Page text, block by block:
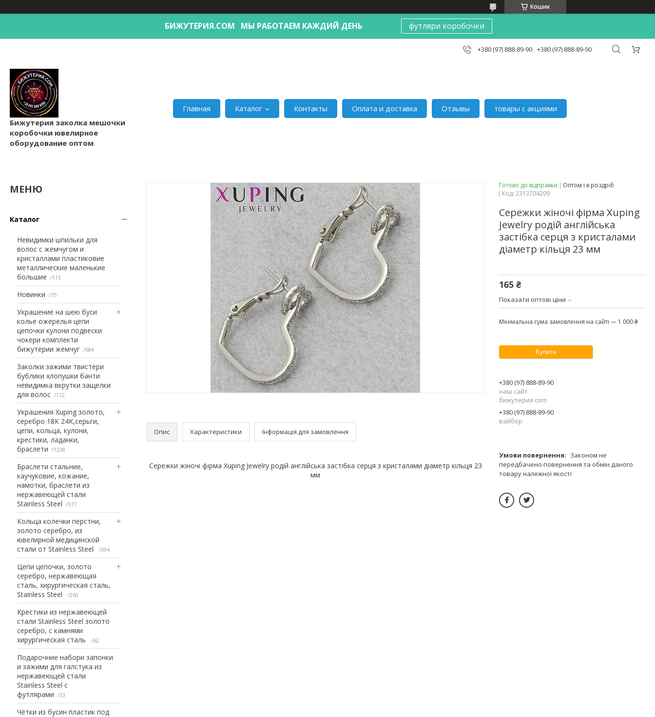
Кошик
БИЖУТЕРИЯ.COM МЫ РАБОТАЕМ КАЖДИЙ ДЕНЬ футляри коробочки
+380 (97) 888-89-90 +380 (97) 888-89-90
Бижутерия заколка мешочки
коробочки ювелирное
оборудование оптом
Главная Каталог Контакты Оплата и доставка Отзывы товары с акциями
Каталог
Невидимки шпильки для
волос с жемчугом и
кристаллами пластиковие
металлические маленькие
большие
113
Новинки 75
Украшение на шею буси
колье ожерелья цепи
цепочки кулони подвески
чокери комплекти
бижутерии жемчуг
684
Заколки зажими твистери
бублики хлопушки банти
невидимка вкрутки защелки
для волос
112
Украшения Xuping золото,
серебро 18К 24К,серьги,
цепи, кольца, кулони,
крестики, ладанки,
браслети
1238
Браслети стальние,
каучуковие, кожание,
намотки, браслети из
нержавеющей стали
Stainless Steel
377
Кольца колечки перстни,
золото серебро, из
ювелирной медицинской
стали от Stainless Steel
394
Цепи цепочки, золото
серебро, нержавеющая
сталь, хирургическая сталь,
Stainless Steel
260
Крестики из нержавеющей
стали Stainless Steel золото
серебро, с камнями
хирургическая сталь
62
Подарочние набори запонки
и зажими для галстука из
нержавеющей стали
Stainless Steel с
футлярами
33
Чётки из бусин пластик под
Опис Характеристики Інформація для замовлення
Сережки жіночі фірма Xuping Jewelry родій англійська застібка серця з кристалами діаметр кільця 23
мм
Готово до відправки
Оптом і в роздріб
Код: 2313704209
Сережки жіночі фірма Xuping
Jewelry родій англійська
застібка серця з кристалами
діаметр кільця 23 мм
165 ₴
Показати оптові ціни
Мінімальна сума замовлення на сайті — 1 000 ₴
Купити
+380 (97) 888-89-90
наш сайт
бижутерия.com
+380 (97) 888-89-90
вайбер
Законом не
передбачено повернення та обмін даного
товару належної якості